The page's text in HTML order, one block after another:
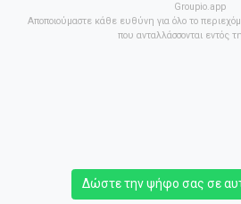
Groupio.app
Αποποιούμαστε κάθε ευθύνη για όλο το
που ανταλλάσσονται εντός
Δώστε την ψήφο σας σε